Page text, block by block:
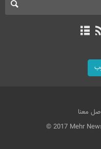
معنا
© 2017 Mehr